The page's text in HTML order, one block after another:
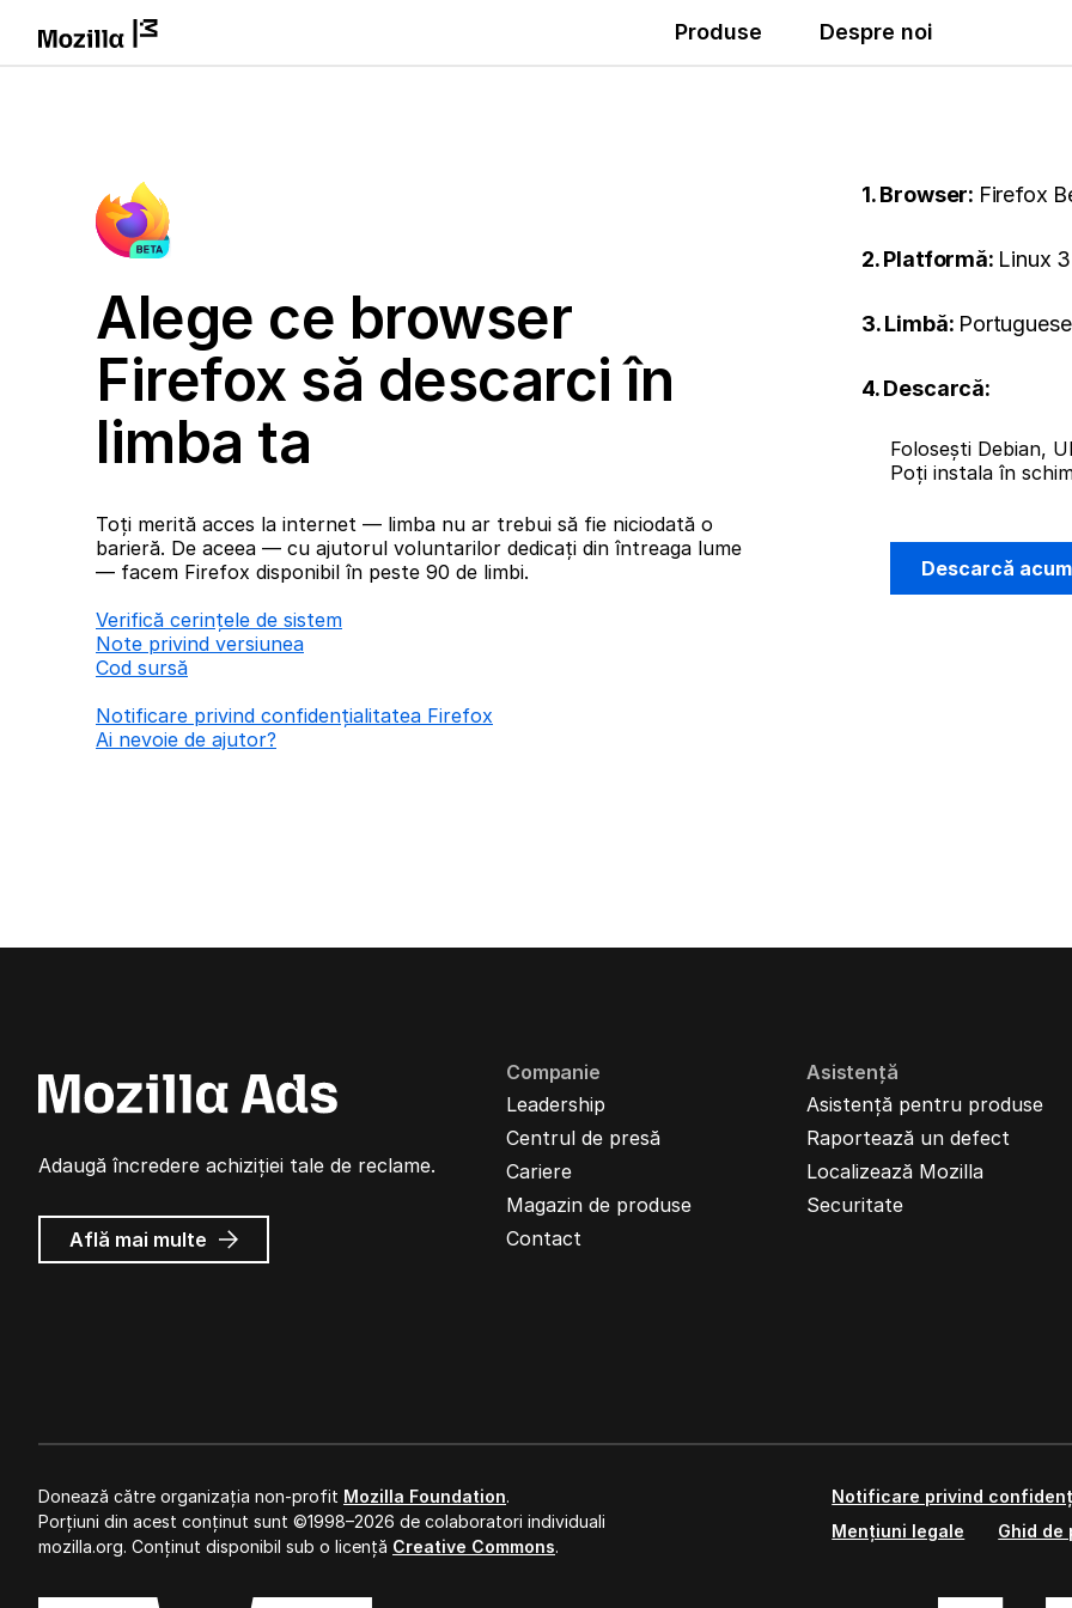
Produse Despre noi
Alege ce browser
Firefox să descarci în
limba ta
Toți merită acces la internet — limba nu ar trebui să fie niciodată o
barieră. De aceea — cu ajutorul voluntarilor dedicați din întreaga lume
— facem Firefox disponibil în peste 90 de limbi.
Verifică cerințele de sistem
Note privind versiunea
Cod sursă
Notificare privind confidențialitatea Firefox
Ai nevoie de ajutor?
1. Browser: Firefox
2. Platformă: Linux
3. Limbă:
4. Descarcă:
Folosești Debian,
Poți instala în
Descarcă
Adaugă încredere achiziției tale de reclame.
Află mai multe despre
Reclame
Companie
Leadership
Centrul de presă
Cariere
Magazin de produse
Contact
Asistență
Asistență pentru produse
Raportează un defect
Localizează Mozilla
Securitate
Donează către organizația non-profit Mozilla Foundation.
Porțiuni din acest conținut sunt ©1998–2026 de colaboratori individuali
mozilla.org. Conținut disponibil sub o licență Creative Commons.
Notificare privind
Mențiuni legale
Ghid